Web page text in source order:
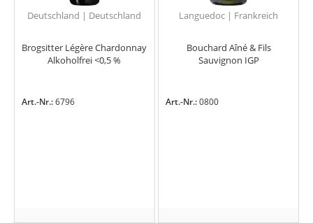
Deutschland | Deutschland
Brogsitter Légère Chardonnay
Alkoholfrei <0,5 %
Art.-Nr.:6796
Languedoc | Frankreich
Bouchard Aîné & Fils
Sauvignon IGP
Art.-Nr.:0800